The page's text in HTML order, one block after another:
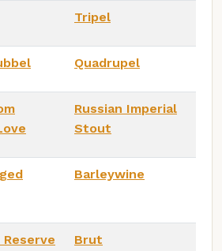
Tripel
Quadrupel
Russian Imperial
Stout
Barleywine
Brut